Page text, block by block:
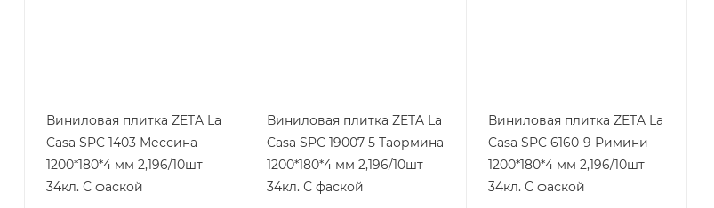
Виниловая плитка ZETA La
Casa SPC 1403 Мессина
1200*180*4 мм 2,196/10шт
34кл. С фаской
Виниловая плитка ZETA La
Casa SPC 19007-5 Таормина
1200*180*4 мм 2,196/10шт
34кл. С фаской
Виниловая плитка ZETA La
Casa SPC 6160-9 Римини
1200*180*4 мм 2,196/10шт
34кл. С фаской